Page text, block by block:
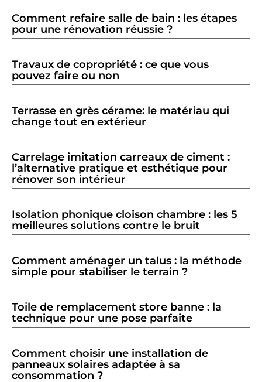
Comment refaire salle de bain : les étapes
pour une rénovation réussie ?
Travaux de copropriété : ce que vous
pouvez faire ou non
Terrasse en grès cérame: le matériau qui
change tout en extérieur
Carrelage imitation carreaux de ciment :
l’alternative pratique et esthétique pour
rénover son intérieur
Isolation phonique cloison chambre : les 5
meilleures solutions contre le bruit
Comment aménager un talus : la méthode
simple pour stabiliser le terrain ?
Toile de remplacement store banne : la
technique pour une pose parfaite
Comment choisir une installation de
panneaux solaires adaptée à sa
consommation ?